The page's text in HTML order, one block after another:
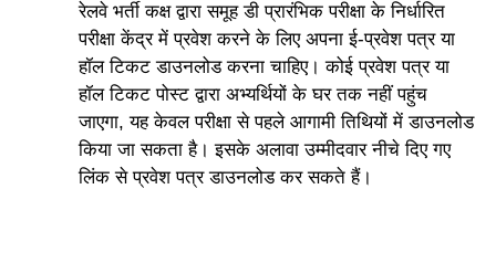
रेलवे भर्ती कक्ष द्वारा समूह डी प्रारंभिक परीक्षा के निर्धारित
परीक्षा केंद्र में प्रवेश करने के लिए अपना ई-प्रवेश पत्र या
हॉल टिकट डाउनलोड करना चाहिए। कोई प्रवेश पत्र या
हॉल टिकट पोस्ट द्वारा अभ्यर्थियों के घर तक नहीं पहुंच
जाएगा, यह केवल परीक्षा से पहले आगामी तिथियों में डाउनलोड
किया जा सकता है। इसके अलावा उम्मीदवार नीचे दिए गए
लिंक से प्रवेश पत्र डाउनलोड कर सकते हैं।